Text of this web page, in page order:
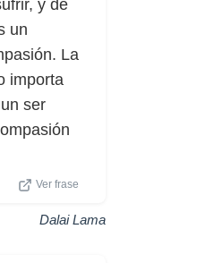
y de
un
La
importa
ser
Ver frase
Dalai Lama